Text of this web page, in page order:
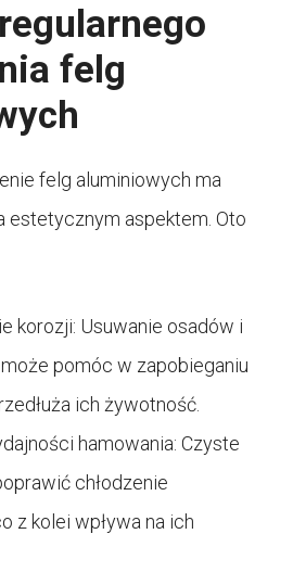
felg
felg aluminiowych ma
estetycznym aspektem. Oto
korozji: Usuwanie osadów i
pomóc w zapobieganiu
ich żywotność.
hamowania: Czyste
chłodzenie
z kolei wpływa na ich